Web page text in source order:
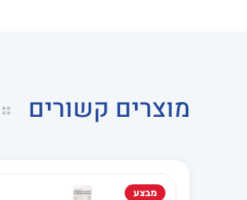
מוצרים קשורים
מבצע